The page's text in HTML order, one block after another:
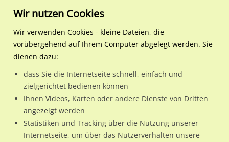
Regionale Plakatwerbung Nordrhein-Westfalen
Gütersloh, Stadt
Stadtring Nordhorn/
33332 / Gütersloh, Stadt / Innenstadt
Nutze günstige Werbemöglichkeiten am Standort Stadtring
Wir nutzen Cookies
Wir verwenden Cookies - kleine Dateien, die
vorübergehend auf Ihrem Computer abgelegt werden. Sie
dienen dazu:
dass Sie die Internetseite schnell, einfach und
zielgerichtet bedienen können
Ihnen Videos, Karten oder andere Dienste von Dritten
angezeigt werden
Statistiken und Tracking über die Nutzung unserer
Internetseite, um über das Nutzerverhalten unsere